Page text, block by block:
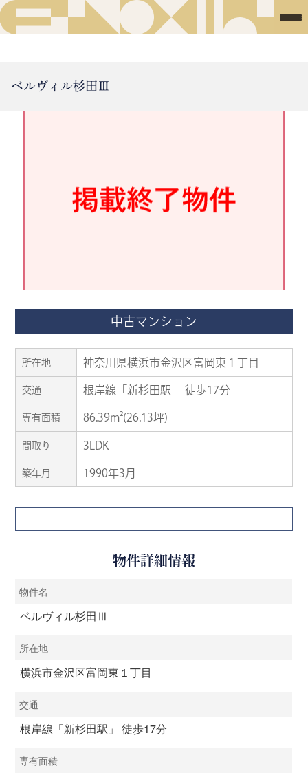
ベルヴィル杉田Ⅲ
中古マンション
所在地 神奈川県横浜市金沢区富岡東１丁目
交通 根岸線「新杉田駅」 徒歩17分
専有面積 86.39m²(26.13坪)
間取り 3LDK
築年月 1990年3月
物件詳細情報
物件名
ベルヴィル杉田Ⅲ
所在地
横浜市金沢区富岡東１丁目
交通
根岸線「新杉田駅」 徒歩17分
専有面積